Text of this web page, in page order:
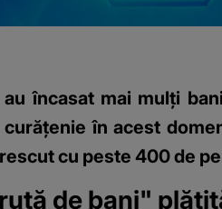
încasat mai mulți
în acest
cu peste 400 de
de bani"